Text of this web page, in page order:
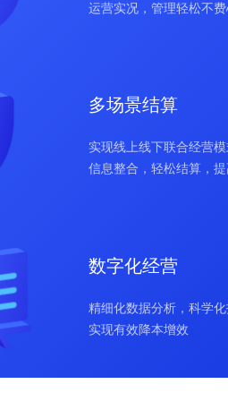
运营实况，管理轻松不
多场景结算
实现线上线下联合经营
信息整合，轻松结算，
数字化经营
精细化数据分析，科学化
实现有效降本增效